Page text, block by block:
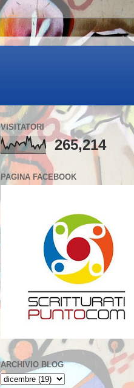
VISITATORI
265,214
PAGINA FACEBOOK
ARCHIVIO BLOG